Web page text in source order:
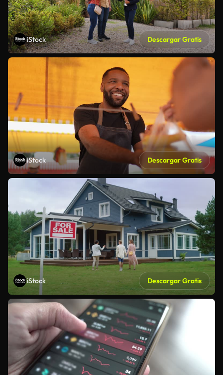
iStock Descargar Gratis
iStock Descargar Gratis
iStock Descargar Gratis